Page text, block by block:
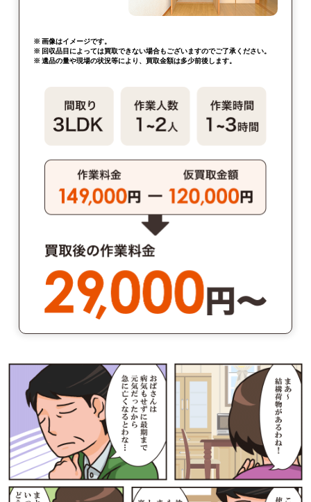
※ 画像はイメージです。
※ 回収品目によっては買取できない場合もございますのでご了承ください。
※ 遺品の量や現場の状況等により、買取金額は多少前後します。